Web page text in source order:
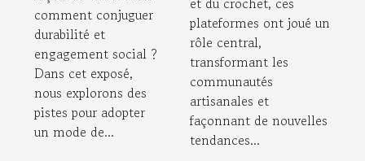
comment conjuguer
durabilité et
engagement social ?
Dans cet exposé,
nous explorons des
pistes pour adopter
un mode de...
plateformes ont joué un
rôle central,
transformant les
communautés
artisanales et
façonnant de nouvelles
tendances...